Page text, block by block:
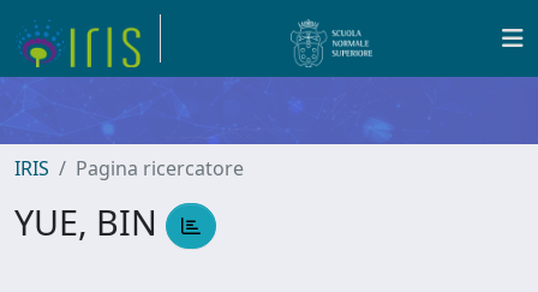
IRIS Pagina ricercatore
YUE, BIN